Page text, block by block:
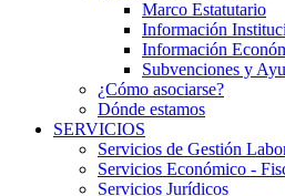
Marco Estatutario
Información
Información
Subvenciones y
¿Cómo asociarse?
Dónde estamos
SERVICIOS
Servicios de Gestión
Servicios Económico -
Servicios Jurídicos